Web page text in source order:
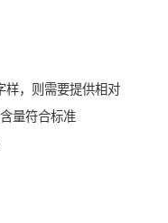
样，则需要提供相对
量符合标准